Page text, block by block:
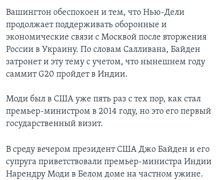
Вашингтон обеспокоен и тем, что Нью-Дели
продолжает поддерживать оборонные и
экономические связи с Москвой после вторжения
России в Украину. По словам Салливана, Байден
затронет и эту тему с учетом, что нынешнем году
саммит G20 пройдет в Индии.
Моди был в США уже пять раз с тех пор, как стал
премьер-министром в 2014 году, но это его первый
государственный визит.
В среду вечером президент США Джо Байден и его
супруга приветствовали премьер-министра Индии
Нарендру Моди в Белом доме на частном ужине.